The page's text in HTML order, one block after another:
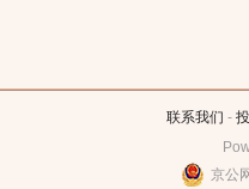
联系我们 -
京公